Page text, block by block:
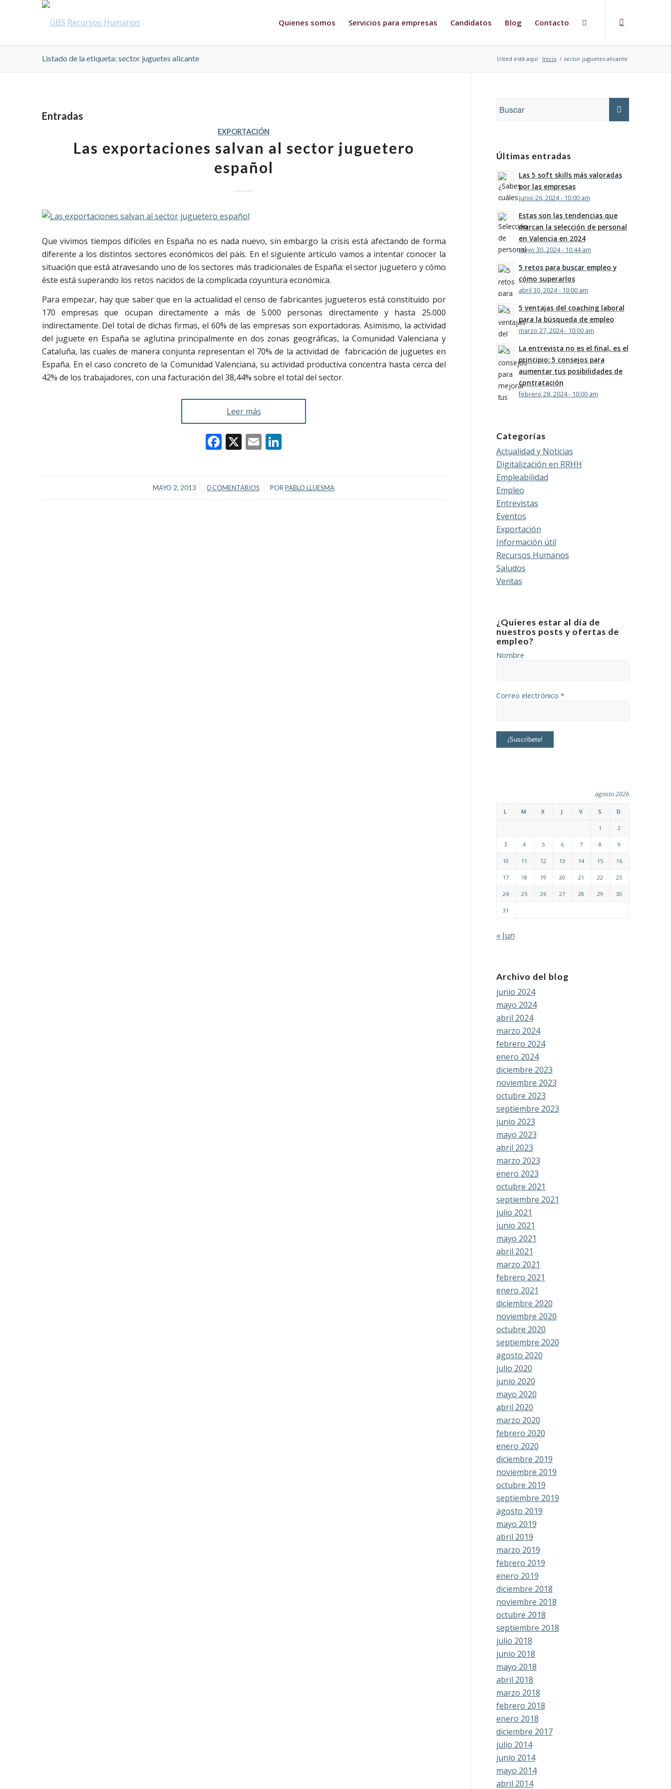
Quienes somos Servicios para empresas Candidatos Blog Contacto
Listado de la etiqueta: sector juguetes alicante Usted está aquí: Inicio / sector juguetes alicante
Entradas
EXPORTACIÓN
Las exportaciones salvan al sector juguetero
español
Que vivimos tiempos difíciles en España no es nada nuevo, sin embargo la crisis está afectando de forma
diferente a los distintos sectores económicos del país. En el siguiente artículo vamos a intentar conocer la
situación que está atravesando uno de los sectores más tradicionales de España: el sector juguetero y cómo
éste está superando los retos nacidos de la complicada coyuntura económica.
Para empezar, hay que saber que en la actualidad el censo de fabricantes jugueteros está constituido por
170 empresas que ocupan directamente a más de 5.000 personas directamente y hasta 25.000
indirectamente. Del total de dichas firmas, el 60% de las empresas son exportadoras. Asimismo, la actividad
del juguete en España se aglutina principalmente en dos zonas geográficas, la Comunidad Valenciana y
Cataluña, las cuales de manera conjunta representan el 70% de la actividad de fabricación de juguetes en
España. En el caso concreto de la Comunidad Valenciana, su actividad productiva concentra hasta cerca del
42% de los trabajadores, con una facturación del 38,44% sobre el total del sector.
Leer más
Facebook
X Email
MAYO 2, 2013
/ 0 COMENTARIOS
/ PORPABLO LLUESMA
Últimas entradas
Las 5 soft skills más valoradas
por las empresas
junio 26, 2024 - 10:00 am
Estas son las tendencias que
marcan la selección de personal
en Valencia en 2024
mayo 30, 2024 - 10:44 am
5 retos para buscar empleo y
cómo superarlos
abril 30, 2024 - 10:00 am
5 ventajas del coaching laboral
para la búsqueda de empleo
marzo 27, 2024 - 10:00 am
La entrevista no es el final, es el
principio: 5 consejos para
aumentar tus posibilidades de
contratación
febrero 28, 2024 - 10:00 am
Categorías
Actualidad y Noticias
Digitalización en RRHH
Empleabilidad
Empleo
Entrevistas
Eventos
Exportación
Información útil
Recursos Humanos
Saludos
Ventas
¿Quieres estar al día de
nuestros posts y ofertas de
empleo?
Nombre
Correo electrónico *
agosto 2026
L M X J V S D
1 2
3 4 5 6 7 8 9
10 11 12 13 14 15 16
17 18 19 20 21 22 23
24 25 26 27 28 29 30
31
« Jun
Archivo del blog
junio 2024
mayo 2024
abril 2024
marzo 2024
febrero 2024
enero 2024
diciembre 2023
noviembre 2023
octubre 2023
septiembre 2023
junio 2023
mayo 2023
abril 2023
marzo 2023
enero 2023
octubre 2021
septiembre 2021
julio 2021
junio 2021
mayo 2021
abril 2021
marzo 2021
febrero 2021
enero 2021
diciembre 2020
noviembre 2020
octubre 2020
septiembre 2020
agosto 2020
julio 2020
junio 2020
mayo 2020
abril 2020
marzo 2020
febrero 2020
enero 2020
diciembre 2019
noviembre 2019
octubre 2019
septiembre 2019
agosto 2019
mayo 2019
abril 2019
marzo 2019
febrero 2019
enero 2019
diciembre 2018
noviembre 2018
octubre 2018
septiembre 2018
julio 2018
junio 2018
mayo 2018
abril 2018
marzo 2018
febrero 2018
enero 2018
diciembre 2017
julio 2014
junio 2014
mayo 2014
abril 2014